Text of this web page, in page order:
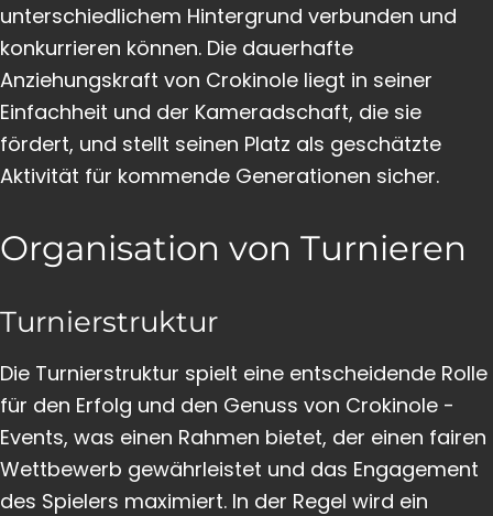
unterschiedlichem Hintergrund verbunden und
konkurrieren können. Die dauerhafte
Anziehungskraft von Crokinole liegt in seiner
Einfachheit und der Kameradschaft, die sie
fördert, und stellt seinen Platz als geschätzte
Aktivität für kommende Generationen sicher.
Organisation von Turnieren
Turnierstruktur
Die Turnierstruktur spielt eine entscheidende Rolle
für den Erfolg und den Genuss von Crokinole -
Events, was einen Rahmen bietet, der einen fairen
Wettbewerb gewährleistet und das Engagement
des Spielers maximiert. In der Regel wird ein